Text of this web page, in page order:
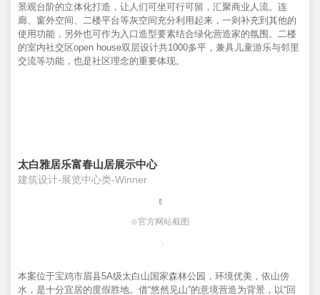
景观台阶的立体化打造，让人们可坐可行可留，汇聚商业人流。连
廊、窗外空间、二楼平台等灰空间充分利用起来，一则补充到其他的
使用功能，另外也可作为入口造型要素结合绿化营造家的氛围。二楼
的室内社交区open house双层设计共1000多平，兼具儿童游乐与邻里
交流等功能，也是社区理念的重要体现。
太白雅居乐富春山居展示中心
建筑设计-展览中心类-Winner
⊙官方网站截图
本案位于宝鸡市眉县5A级太白山国家森林公园，环境优美，依山傍
水，是十分宜居的度假胜地。借“悠然见山”的意境营造为背景，以“回